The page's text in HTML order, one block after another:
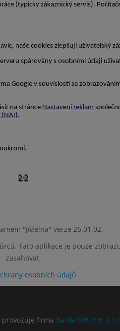
"Jídelna" verze 26.01.02.
Tato aplikace je pouze
zasahovat.
osobních údajů
provozuje firma Barda SW, HW,